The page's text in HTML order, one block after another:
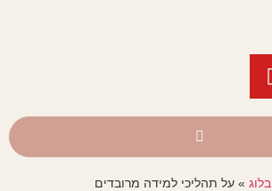
בלוג » על תהליכי למידה מרובדים